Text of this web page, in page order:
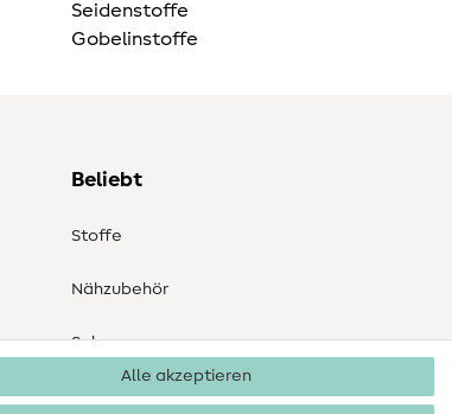
Seidenstoffe
Gobelinstoffe
Beliebt
Stoffe
Nähzubehör
Sale
Schnittmuster
Alle akzeptieren